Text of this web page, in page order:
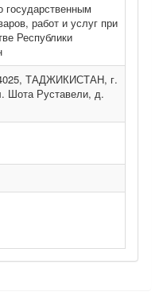
государственным
работ и услуг при
Республики
ТАДЖИКИСТАН, г.
Шота Руставели, д.